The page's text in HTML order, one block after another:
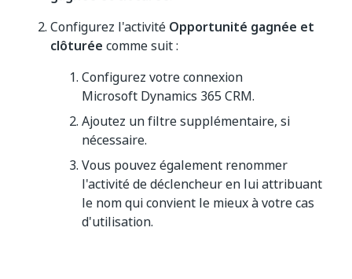
Configurez l'activité Opportunité gagnée et
clôturée comme suit :
Configurez votre connexion
Microsoft Dynamics 365 CRM.
Ajoutez un filtre supplémentaire, si
nécessaire.
Vous pouvez également renommer
l'activité de déclencheur en lui attribuant
le nom qui convient le mieux à votre cas
d'utilisation.